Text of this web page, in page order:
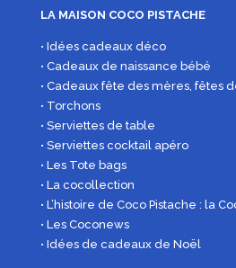
LA MAISON COCO PISTACHE
• Idées cadeaux déco
• Cadeaux de naissance bébé
• Cadeaux fête des mères, fêtes
• Torchons
• Serviettes de table
• Serviettes cocktail apéro
• Les Tote bags
• La cocollection
• L’histoire de Coco Pistache : la
• Les Coconews
• Idées de cadeaux de Noël